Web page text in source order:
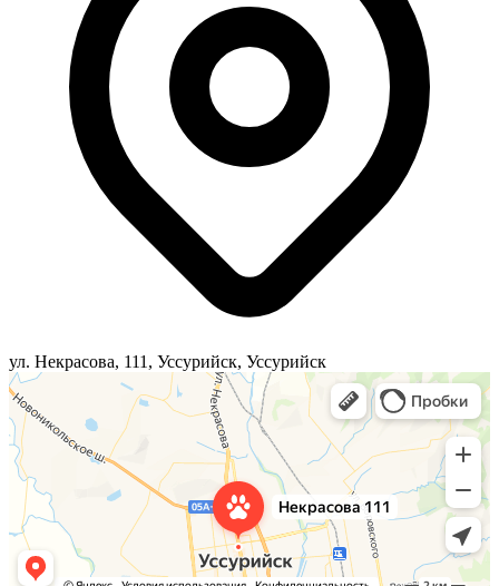
ул. Некрасова, 111, Уссурийск, Уссурийск